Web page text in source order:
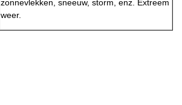
zonnevlekken, sneeuw, storm, enz. Extreem
weer.